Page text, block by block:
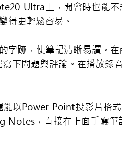
Ultra上，開會時也能不
得更輕鬆容易。
字跡，使筆記清晰易讀。
下問題與評論。在播放錄
以Power Point投影片格
Notes，直接在上面手寫筆